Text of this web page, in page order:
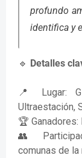
profundo
identifica y
🔹 Detalles
📍 Lugar:
Ultraestación,
🏆 Ganadores:
👥
comunas de la